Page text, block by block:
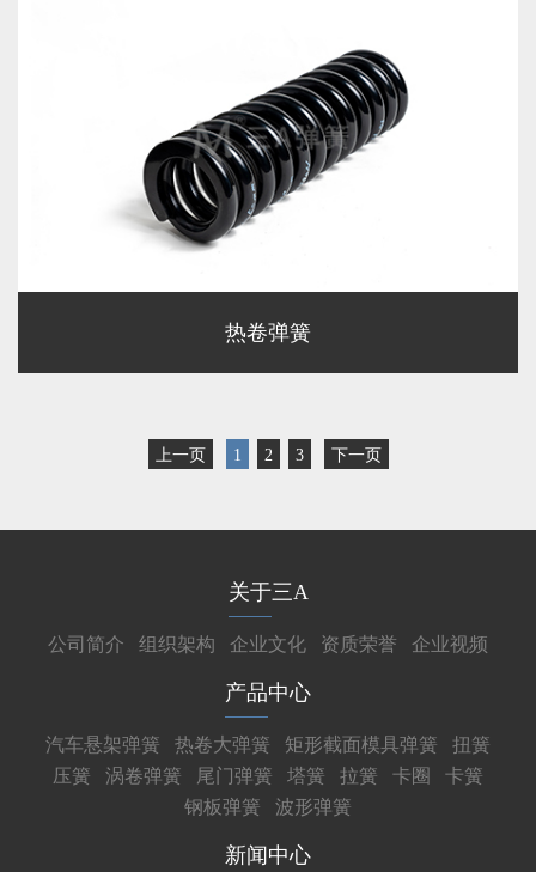
热卷弹簧
上一页 1 2 3 下一页
关于三A
公司简介 组织架构 企业文化 资质荣誉 企业视频
产品中心
汽车悬架弹簧 热卷大弹簧 矩形截面模具弹簧
扭簧
压簧
涡卷弹簧 尾门弹簧 塔簧 拉簧 卡圈
卡簧
钢板弹簧
波形弹簧
新闻中心